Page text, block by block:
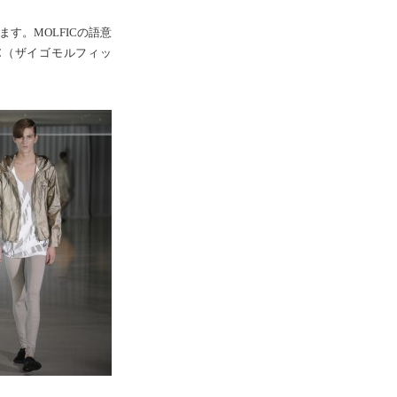
す。MOLFICの語意
ザイゴモルフィッ